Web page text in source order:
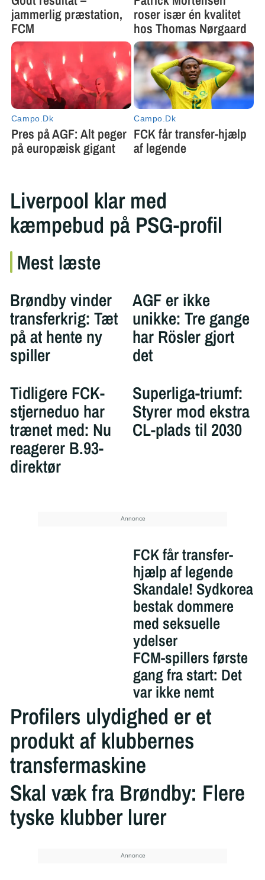
Liverpool klar med
kæmpebud på PSG-profil
Mest læste
Brøndby vinder
transferkrig: Tæt
på at hente ny
spiller
AGF er ikke
unikke: Tre gange
har Rösler gjort
det
Tidligere FCK-
stjerneduo har
trænet med: Nu
reagerer B.93-
direktør
Superliga-triumf:
Styrer mod ekstra
CL-plads til 2030
FCK får transfer-
hjælp af legende
Skandale! Sydkorea
bestak dommere
med seksuelle
ydelser
FCM-spillers første
gang fra start: Det
var ikke nemt
Profilers ulydighed er et
produkt af klubbernes
transfermaskine
Skal væk fra Brøndby: Flere
tyske klubber lurer